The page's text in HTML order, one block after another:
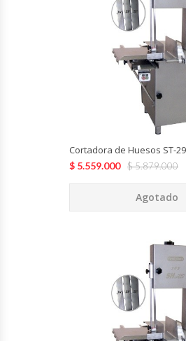
Picador De Hielo
Procesadoras De Alimentos
Cortadora de Huesos ST-
$5.879.000
$ 5.559.000
Agotado